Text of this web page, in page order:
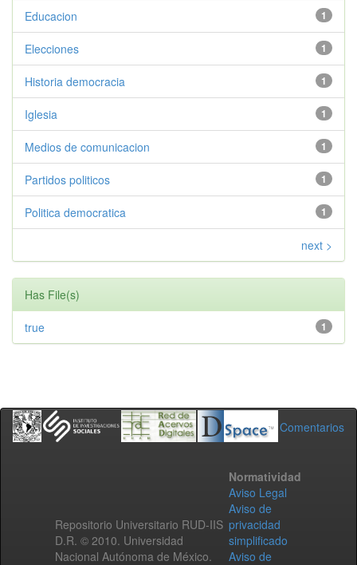
1
Educacion
1
Elecciones
1
Historia democracia
1
Iglesia
1
Medios de comunicacion
1
Partidos politicos
1
Politica democratica
next >
Has File(s)
1
true
Comentarios
Repositorio Universitario RUD-IIS
D.R. © 2010. Universidad
Nacional Autónoma de México.
Normatividad
Aviso Legal
Aviso de
privacidad
simplificado
Aviso de